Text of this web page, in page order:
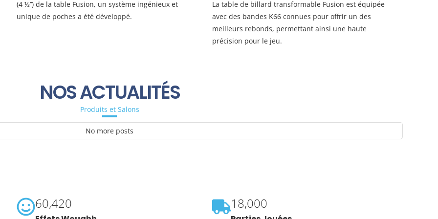
(4 ½’’) de la table Fusion, un système ingénieux et
unique de poches a été développé.
La table de billard transformable Fusion est équipée
avec des bandes K66 connues pour offrir un des
meilleurs rebonds, permettant ainsi une haute
précision pour le jeu.
NOS ACTUALITÉS
Produits et Salons
No more posts
60,420 18,000